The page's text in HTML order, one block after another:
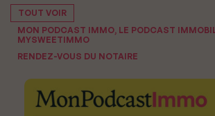
TOUT VOIR
MON PODCAST IMMO, LE PODCAST
MYSWEETIMMO
RENDEZ-VOUS DU NOTAIRE